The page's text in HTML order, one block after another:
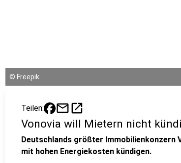
© Freepik
Teilen: mailopen_in_new
Vonovia will Mietern nicht
Deutschlands größter Immobilienkonzern
mit hohen Energiekosten kündigen.